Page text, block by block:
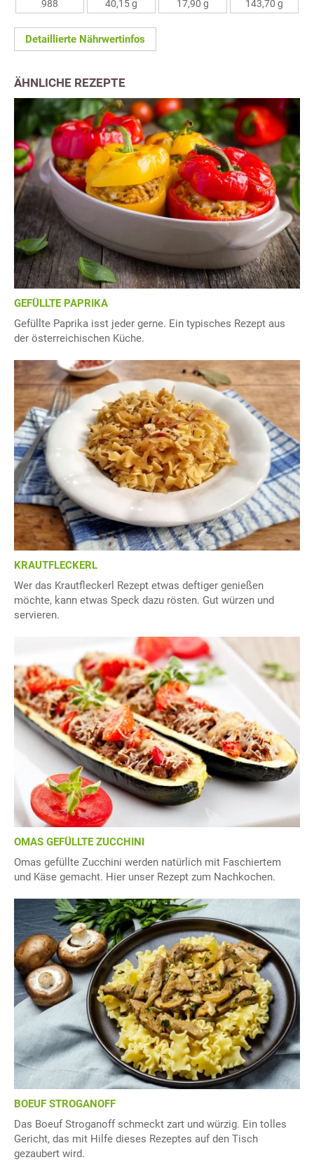
988 40,15 g 17,90 g 143,70 g
Detaillierte Nährwertinfos
ÄHNLICHE REZEPTE
GEFÜLLTE PAPRIKA
Gefüllte Paprika isst jeder gerne. Ein typisches Rezept aus
der österreichischen Küche.
KRAUTFLECKERL
Wer das Krautfleckerl Rezept etwas deftiger genießen
möchte, kann etwas Speck dazu rösten. Gut würzen und
servieren.
OMAS GEFÜLLTE ZUCCHINI
Omas gefüllte Zucchini werden natürlich mit Faschiertem
und Käse gemacht. Hier unser Rezept zum Nachkochen.
BOEUF STROGANOFF
Das Boeuf Stroganoff schmeckt zart und würzig. Ein tolles
Gericht, das mit Hilfe dieses Rezeptes auf den Tisch
gezaubert wird.